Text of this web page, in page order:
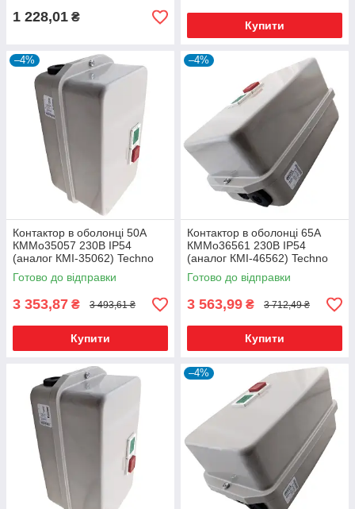
1 228,01 ₴
Купити
–4%
Контактор в оболонці 50А
КММо35057 230В IP54
(аналог КМІ-35062) Techno
Systems
Готово до відправки
3 353,87 ₴ 3 493,61 ₴
Купити
–4%
Контактор в оболонці 65А
КММо36561 230В IP54
(аналог КМІ-46562) Techno
Systems
Готово до відправки
3 563,99 ₴ 3 712,49 ₴
Купити
–4%